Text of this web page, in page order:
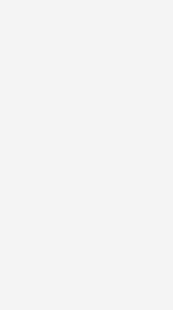
l/100km; kombinierter
CO₂-Klasse: C.
Comfort
4,7
Emission: 106 g/km;
Comfort
4,9
Emission: 110 g/km;